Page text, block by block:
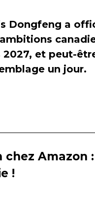
Dongfeng a
2027, et peut-
un jour.
chez Amazon
!